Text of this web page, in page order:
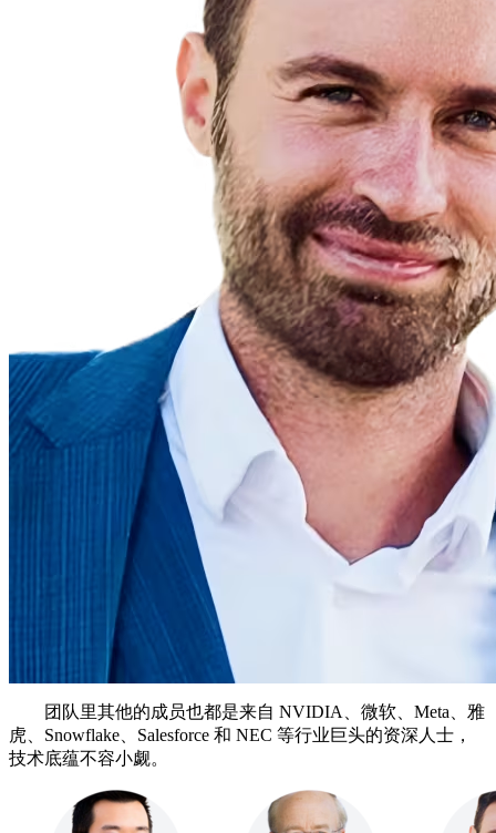
团队里其他的成员也都是来自 NVIDIA、微软、Meta、雅
虎、Snowflake、Salesforce 和 NEC 等行业巨头的资深人士，
技术底蕴不容小觑。